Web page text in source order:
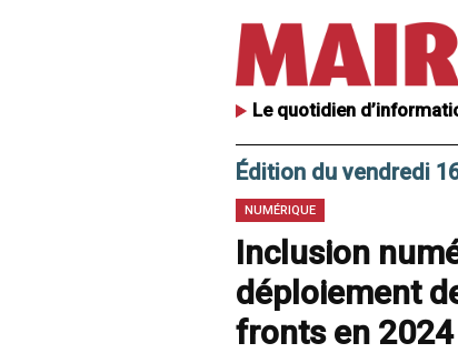
Le quotidien
Édition du vendredi
NUMÉRIQUE
Inclusion
déploiement
fronts en 2024